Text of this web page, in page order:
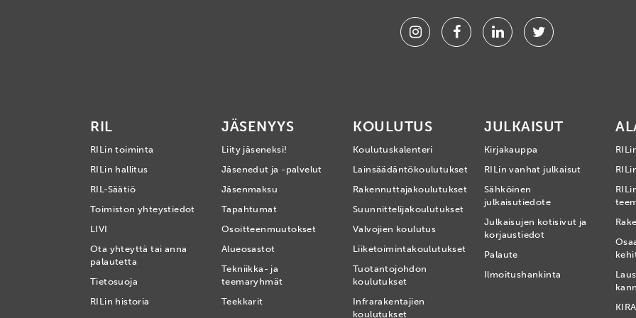
InstagramFacebookLinkedinTwitter
RIL
RILin toiminta
RILin hallitus
RIL-Säätiö
Toimiston yhteystiedot
LIVI
Ota yhteyttä tai anna
palautetta
Tietosuoja
RILin historia
JÄSENYYS
Liity jäseneksi!
Jäsenedut ja -palvelut
Jäsenmaksu
Tapahtumat
Osoitteenmuutokset
Alueosastot
Tekniikka- ja
teemaryhmät
Teekkarit
KOULUTUS
Koulutuskalenteri
Lainsäädäntökoulutukset
Rakennuttajakoulutukset
Suunnittelijakoulutukset
Valvojien koulutus
Liiketoimintakoulutukset
Tuotantojohdon
koulutukset
Infrarakentajien
koulutukset
JULKAISUT
Kirjakauppa
RILin vanhat julkaisut
Sähköinen
julkaisutiedote
Julkaisujen kotisivut ja
korjaustiedot
Palaute
Ilmoitushankinta